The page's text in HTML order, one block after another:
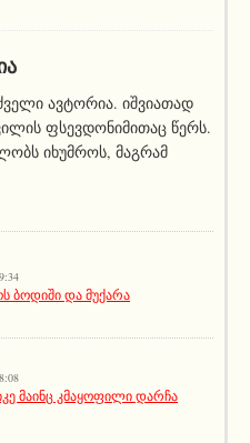
ავტორია. იშვიათად
ფსევდონიმითაც წერს.
იხუმროს, მაგრამ
ბოდიში და მუქარა
მაინც კმაყოფილი დარჩა